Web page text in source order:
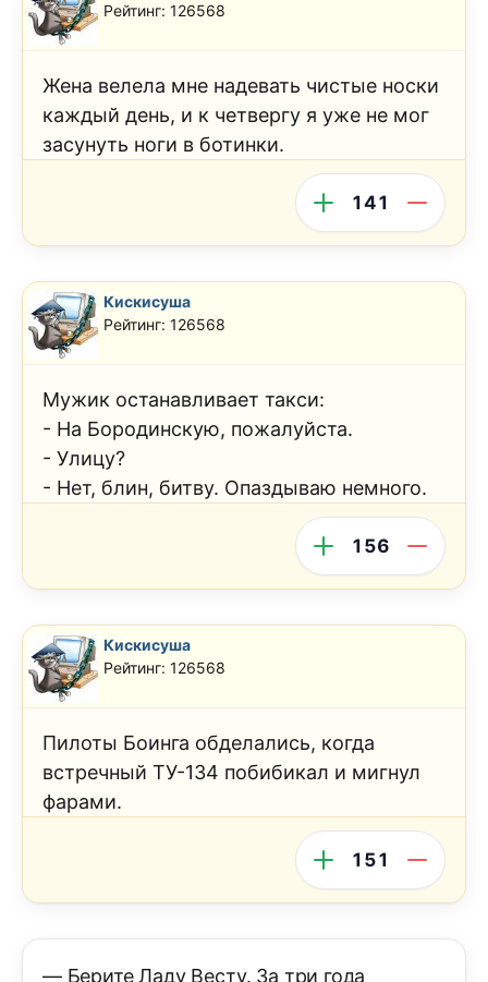
Рейтинг: 126568
Жена велела мне надевать чистые носки
каждый день, и к четвергу я уже не мог
засунуть ноги в ботинки.
141
Кискисуша
Рейтинг: 126568
Мужик останавливает такси:
- На Бородинскую, пожалуйста.
- Улицу?
- Нет, блин, битву. Опаздываю немного.
156
Кискисуша
Рейтинг: 126568
Пилоты Боинга обделались, когда
встречный ТУ-134 побибикал и мигнул
фарами.
151
— Берите Ладу Весту. За три года